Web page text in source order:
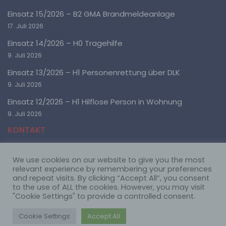
Einsatz 15/2026 – B2 GMA Brandmeldeanlage
17. Juli 2026
Einsatz 14/2026 – H0 Tragehilfe
9. Juli 2026
Einsatz 13/2026 – H1 Personenrettung über DLK
9. Juli 2026
Einsatz 12/2026 – H1 Hilflose Person in Wohnung
9. Juli 2026
KONTAKT
Freiwillige Feuerwehr Ötigheim
Mühlstraße 61
76470 Ötigheim
Telefon: 07222 22668
Im Notfall immer die 112 wählen!
We use cookies on our website to give you the most
relevant experience by remembering your preferences
and repeat visits. By clicking “Accept All”, you consent
to the use of ALL the cookies. However, you may visit
"Cookie Settings" to provide a controlled consent.
Cookie Settings Accept All
d) Einschränkung der Verarbeitung
Einschränkung der Verarbeitung ist die Markierung
gespeicherter personenbezogener Daten mit dem Ziel,
ihre künftige Verarbeitung einzuschränken.
e) Profiling
personenbezogener Daten, die darin besteht, dass
insbesondere, um Aspekte bezüglich Arbeitsleistung,
wirtschaftlicher Lage, Gesundheit, persönlicher
Vorlieben, Interessen, Zuverlässigkeit, Verhalten,
Aufenthaltsort oder Ortswechsel dieser natürlichen
Person zu analysieren oder vorherzusagen.